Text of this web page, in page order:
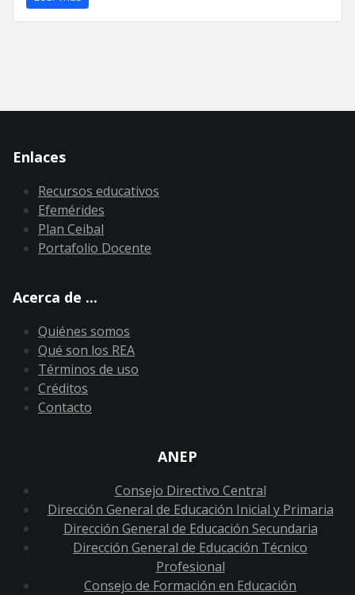
Enlaces
Recursos educativos
Efemérides
Plan Ceibal
Portafolio Docente
Acerca de ...
Quiénes somos
Qué son los REA
Términos de uso
Créditos
Contacto
ANEP
Consejo Directivo Central
Dirección General de Educación Inicial y Primaria
Dirección General de Educación Secundaria
Dirección General de Educación Técnico
Profesional
Consejo de Formación en Educación